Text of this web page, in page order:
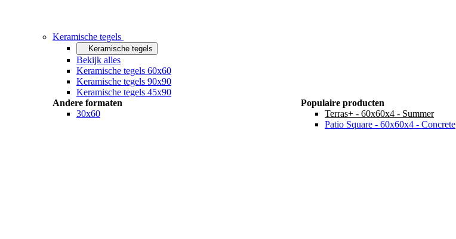
Keramische tegels
Keramische tegels
Bekijk alles
Keramische tegels 60x60
Keramische tegels 90x90
Keramische tegels 45x90
Andere formaten
30x60
Populaire producten
Terras+ - 60x60x4 - Summer
Patio Square - 60x60x4 - Concrete